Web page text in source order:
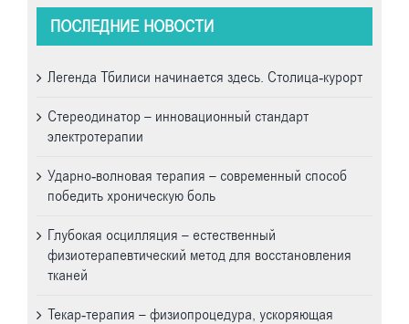
ПОСЛЕДНИЕ НОВОСТИ
Легенда Тбилиси начинается здесь. Cтолица-курорт
Стереодинатор – инновационный стандарт
электротерапии
Ударно-волновая терапия – современный способ
победить хроническую боль
Глубокая осцилляция – естественный
физиотерапевтический метод для восстановления
тканей
Текар-терапия – физиопроцедура, ускоряющая